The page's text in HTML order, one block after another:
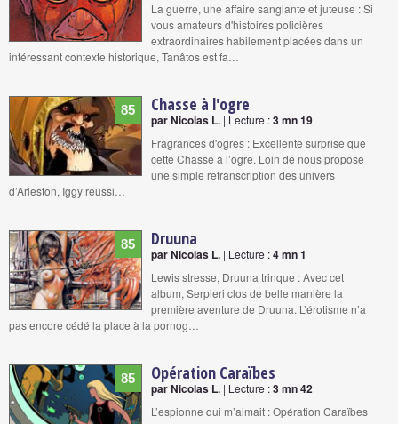
La guerre, une affaire sanglante et juteuse : Si
vous amateurs d'histoires policières
extraordinaires habilement placées dans un
intéressant contexte historique, Tanâtos est fa…
85 Chasse à l'ogre
par Nicolas L. | Lecture :3 mn 19
Fragrances d'ogres : Excellente surprise que
cette Chasse à l’ogre. Loin de nous propose
une simple retranscription des univers
d’Arleston, Iggy réussi…
85 Druuna
par Nicolas L. | Lecture :4 mn 1
Lewis stresse, Druuna trinque : Avec cet
album, Serpieri clos de belle manière la
première aventure de Druuna. L’érotisme n’a
pas encore cédé la place à la pornog…
85 Opération Caraïbes
par Nicolas L. | Lecture :3 mn 42
L’espionne qui m’aimait : Opération Caraïbes